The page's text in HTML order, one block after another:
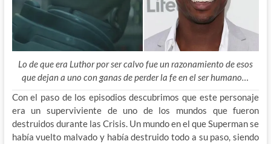
Lo de que era Luthor por ser calvo fue un razonamiento de esos
que dejan a uno con ganas de perder la fe en el ser humano…
Con el paso de los episodios descubrimos que este personaje
era un superviviente de uno de los mundos que fueron
destruidos durante las Crisis. Un mundo en el que Superman se
había vuelto malvado y había destruido todo a su paso, siendo